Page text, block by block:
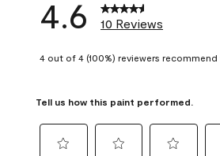
4.6 10 Reviews
4 out of 4 (100%) reviewers
Tell us how this paint performed.